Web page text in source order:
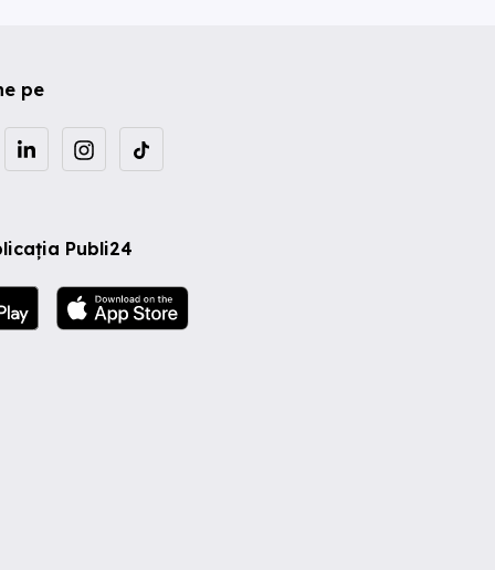
pe
Publi24